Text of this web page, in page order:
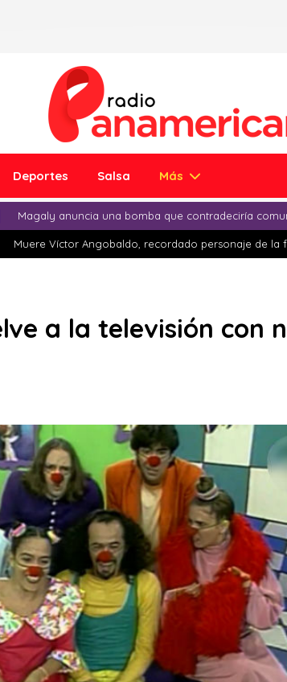
Deportes Salsa Más
Magaly anuncia una bomba que contradeciría
Muere Víctor Angobaldo, recordado personaje de la
a la televisión con